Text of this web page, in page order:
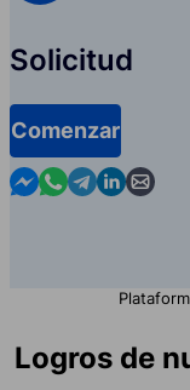
Solicitud
Comenzar
Contact us in
Contact us in
Contact us in
Contact
Logros de